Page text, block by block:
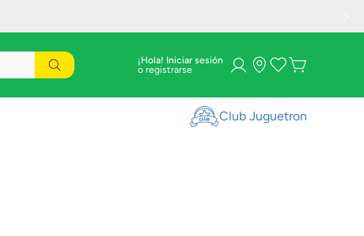
¡Hola! Iniciar sesión
Club Juguetron